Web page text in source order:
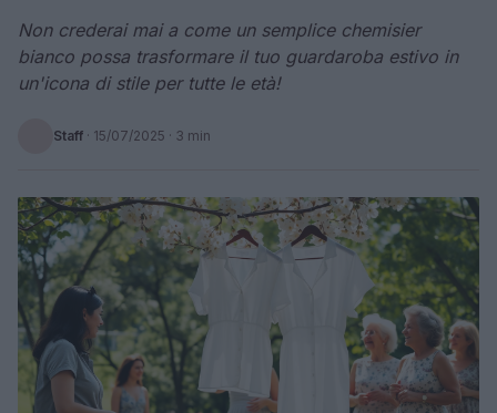
Non crederai mai a come un semplice chemisier
bianco possa trasformare il tuo guardaroba estivo in
un'icona di stile per tutte le età!
Staff · 15/07/2025 · 3 min